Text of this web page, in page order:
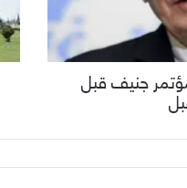
جنيف قبل